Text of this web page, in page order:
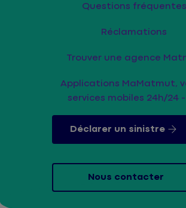
Questions fréquentes
Réclamations
Trouver une agence
Applications MaMatmut,
services mobiles 24h/24 -
Déclarer un sinistre
Nous contacter